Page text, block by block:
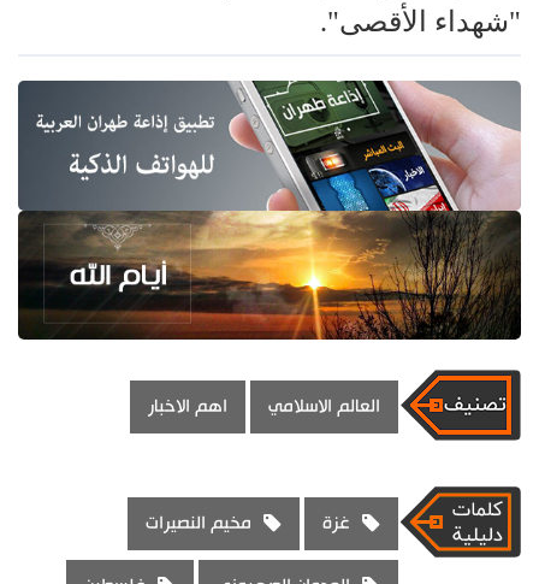
"شهداء الأقصى".
العالم الاسلامي اهم الاخبار
غزة مخيم النصيرات